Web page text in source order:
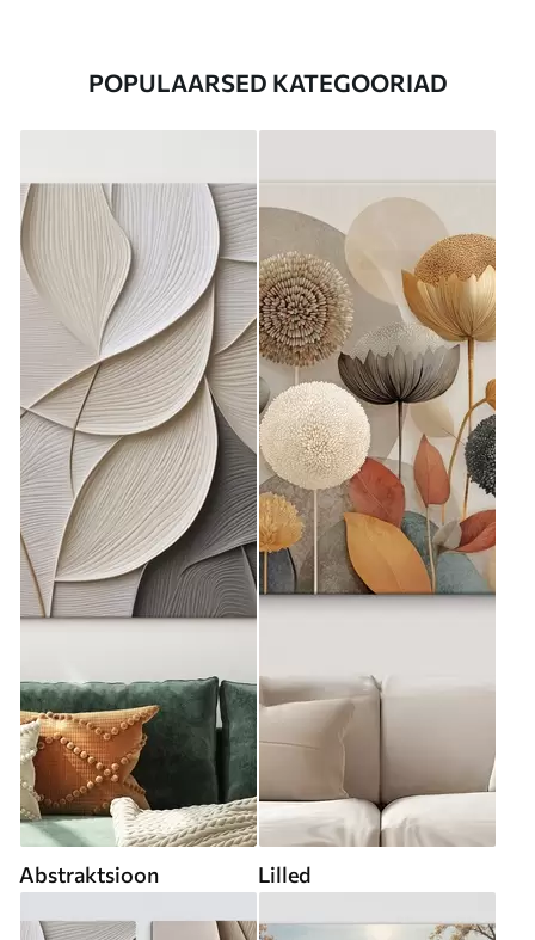
POPULAARSED KATEGOORIAD
Abstraktsioon Lilled